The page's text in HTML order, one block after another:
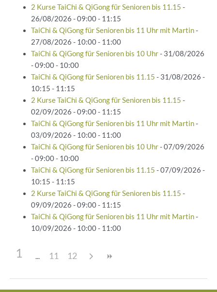
2 Kurse TaiChi & QiGong für Senioren bis 11.15 -
26/08/2026 - 09:00 - 11:15
TaiChi & QiGong für Senioren bis 11 Uhr mit Martin-
27/08/2026 - 10:00 - 11:00
TaiChi & QiGong für Senioren bis 10 Uhr- 31/08/2026
- 09:00 - 10:00
TaiChi & QiGong für Senioren bis 11.15 - 31/08/2026 -
10:15 - 11:15
2 Kurse TaiChi & QiGong für Senioren bis 11.15 -
02/09/2026 - 09:00 - 11:15
TaiChi & QiGong für Senioren bis 11 Uhr mit Martin-
03/09/2026 - 10:00 - 11:00
TaiChi & QiGong für Senioren bis 10 Uhr- 07/09/2026
- 09:00 - 10:00
TaiChi & QiGong für Senioren bis 11.15 - 07/09/2026 -
10:15 - 11:15
2 Kurse TaiChi & QiGong für Senioren bis 11.15 -
09/09/2026 - 09:00 - 11:15
TaiChi & QiGong für Senioren bis 11 Uhr mit Martin-
10/09/2026 - 10:00 - 11:00
1 11 12